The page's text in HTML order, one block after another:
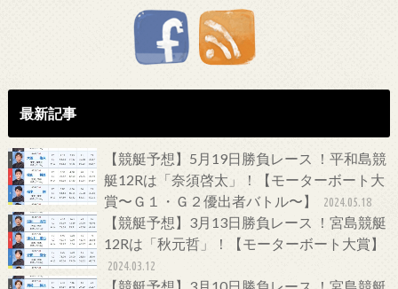
最新記事
【競艇予想】5月19日勝負レース ！平和島競
艇12Rは「奈須啓太」！【モーターボート大
賞〜Ｇ１・Ｇ２優出者バトル〜】
2024.05.18
【競艇予想】3月13日勝負レース ！宮島競艇
12Rは「秋元哲」！【モーターボート大賞】
2024.03.12